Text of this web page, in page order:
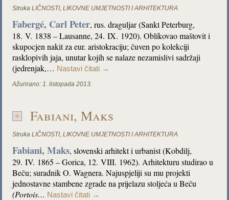
Struka LIČNOSTI,LIKOVNE UMJETNOSTI I ARHITEKTURA
Fabergé, Carl Peter, rus. draguljar (Sankt Peterburg,
18. V. 1838 – Lausanne, 24. IX. 1920). Oblikovao maštovit i
skupocjen nakit za eur. aristokraciju; čuven po kolekciji
rasklopivih jaja, unutar kojih se nalaze nezamislivi sadržaji
(jedrenjak,… Nastavi čitati →
Ažurirano: 1. listopada 2013.
Fabiani, Maks
Struka LIČNOSTI,LIKOVNE UMJETNOSTI I ARHITEKTURA
Fabiani, Maks, slovenski arhitekt i urbanist (Kobdilj,
29. IV. 1865 – Gorica, 12. VIII. 1962). Arhitekturu studirao u
Beču; suradnik O. Wagnera. Najuspjeliji su mu projekti
jednostavne stambene zgrade na prijelazu stoljeća u Beču
(Portois… Nastavi čitati →